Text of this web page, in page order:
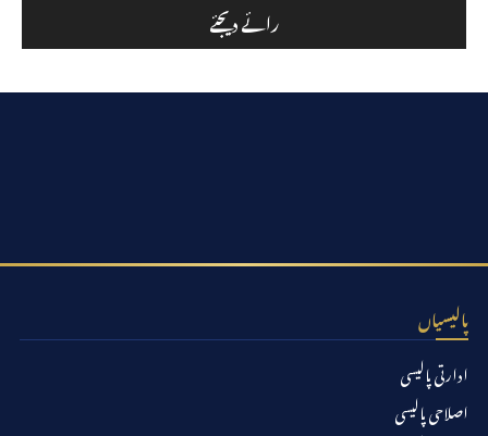
پالیسیاں
ادارتی پالیسی
اصلاحی پالیسی